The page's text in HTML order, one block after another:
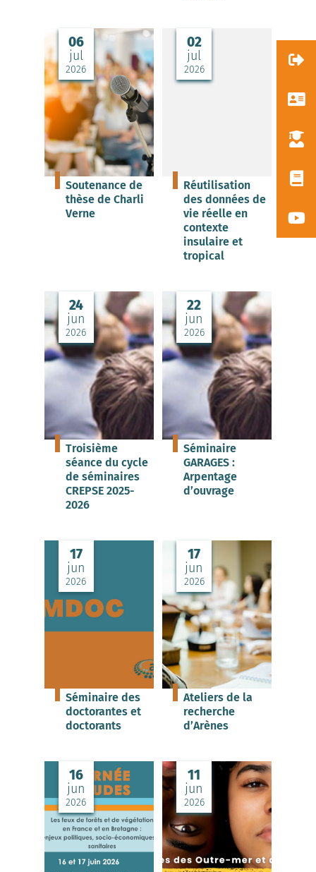
06
jul
2026
Soutenance de
thèse de Charli
Verne
02
jul
2026
Réutilisation
des données de
vie réelle en
contexte
insulaire et
tropical
24
jun
2026
Troisième
séance du cycle
de séminaires
CREPSE 2025-
2026
22
jun
2026
Séminaire
GARAGES :
Arpentage
d’ouvrage
17
jun
2026
Séminaire des
doctorantes et
doctorants
17
jun
2026
Ateliers de la
recherche
d’Arènes
16
jun
2026
11
jun
2026